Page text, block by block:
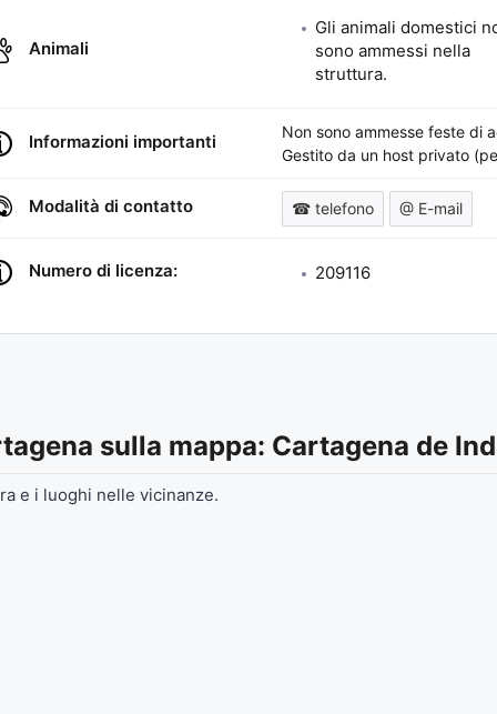
Animali
Gli animali domestici
sono ammessi nella
struttura.
Informazioni importanti
Non sono ammesse feste di
Gestito da un host privato
Modalità di contatto ☎ telefono @ E-mail
Numero di licenza: 209116
sulla mappa: Cartagena de
e i luoghi nelle vicinanze.